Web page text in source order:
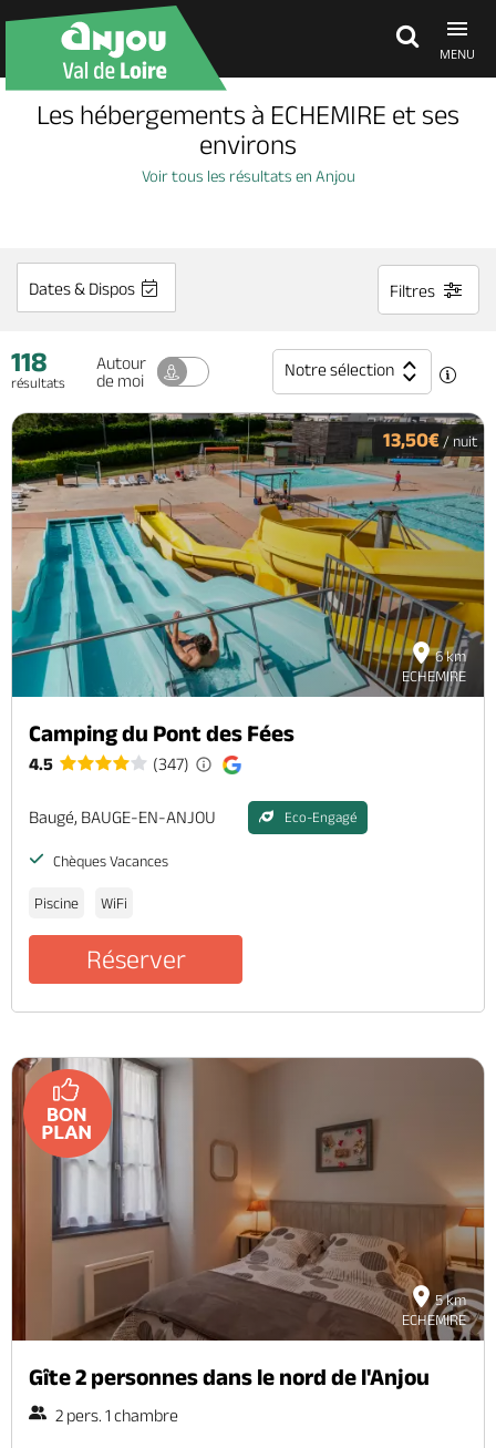
MENU
Découvrir
Agenda
Dormir, manger
Séjours, cadeaux
Billetterie en ligne
Brochures & Cartes Offices de tourisme Comment venir ? Ecrivez-nous
Les hébergements à ECHEMIRE et ses
environs
Voir tous les résultats en Anjou
Dates & Dispos Filtres
118
résultats
Autour
de moi
Notre sélection
6 km
ECHEMIRE
13,50€ / nuit
Camping du Pont des Fées
4.5 (347)
Baugé, BAUGE-EN-ANJOU Eco-Engagé
Chèques Vacances
Piscine WiFi
Réserver
5 km
ECHEMIRE
Gîte 2 personnes dans le nord de l'Anjou
2 pers. 1 chambre